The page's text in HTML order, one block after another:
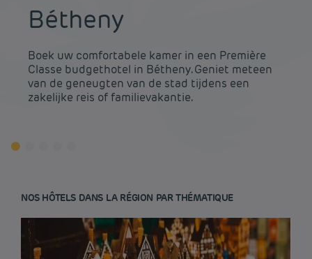
Bétheny
Boek uw comfortabele kamer in een Première
Classe budgethotel in Bétheny. Geniet meteen
van de geneugten van de stad tijdens een
zakelijke reis of familievakantie.
NOS HÔTELS DANS LA RÉGION PAR THÉMATIQUE